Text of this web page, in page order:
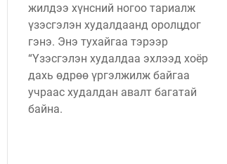
жилдээ хүнсний ногоо тариалж
үзэсгэлэн худалдаанд оролцдог
гэнэ. Энэ тухайгаа тэрээр
“Үзэсгэлэн худалдаа эхлээд хоёр
дахь өдрөө үргэлжилж байгаа
учраас худалдан авалт багатай
байна.